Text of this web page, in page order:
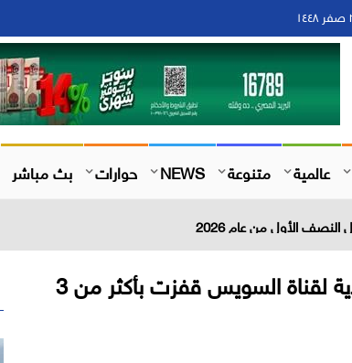
عالمية متنوعة NEWS حوارات بث مباشر
. مجلس الوزراء: إيرادات المنطقة الاقتصادية لقناة السويس قفزت بأكثر من 3